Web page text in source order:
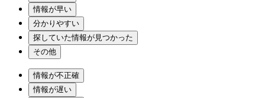
情報が早い
分かりやすい
探していた情報が見つかった
その他
情報が不正確
情報が遅い